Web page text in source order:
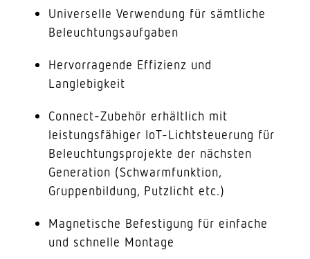
Universelle Verwendung für sämtliche
Beleuchtungsaufgaben
Hervorragende Effizienz und
Langlebigkeit
Connect-Zubehör erhältlich mit
leistungsfähiger IoT-Lichtsteuerung für
Beleuchtungsprojekte der nächsten
Generation (Schwarmfunktion,
Gruppenbildung, Putzlicht etc.)
Magnetische Befestigung für einfache
und schnelle Montage